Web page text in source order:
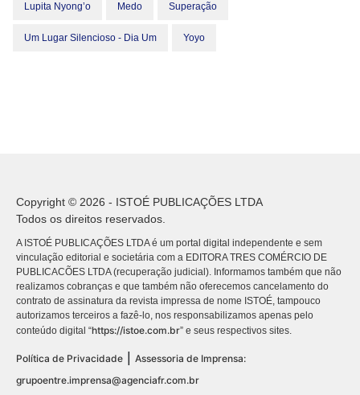
Lupita Nyong’o Medo Superação
Um Lugar Silencioso - Dia Um Yoyo
Copyright © 2026 - ISTOÉ PUBLICAÇÕES LTDA
Todos os direitos reservados.
A ISTOÉ PUBLICAÇÕES LTDA é um portal digital independente e sem
vinculação editorial e societária com a EDITORA TRES COMÉRCIO DE
PUBLICACÕES LTDA (recuperação judicial). Informamos também que não
realizamos cobranças e que também não oferecemos cancelamento do
contrato de assinatura da revista impressa de nome ISTOÉ, tampouco
autorizamos terceiros a fazê-lo, nos responsabilizamos apenas pelo
conteúdo digital “https://istoe.com.br” e seus respectivos sites.
Política de Privacidade
Assessoria de Imprensa:
grupoentre.imprensa@agenciafr.com.br